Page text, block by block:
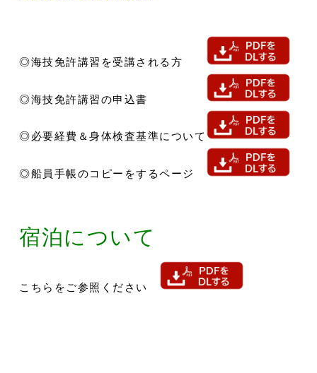
◎海技免許講習を受講される方
◎海技免許講習の申込書
◎必要経費＆身体検査基準について
◎船員手帳のコピーをするページ
宿泊について
こちらをご参照ください